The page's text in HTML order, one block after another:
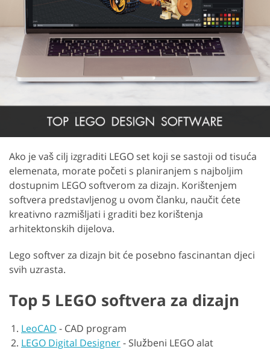
Ako je vaš cilj izgraditi LEGO set koji se sastoji od tisuća
elemenata, morate početi s planiranjem s najboljim
dostupnim LEGO softverom za dizajn. Korištenjem
softvera predstavljenog u ovom članku, naučit ćete
kreativno razmišljati i graditi bez korištenja
arhitektonskih dijelova.
Lego softver za dizajn bit će posebno fascinantan djeci
svih uzrasta.
Top 5 LEGO softvera za dizajn
LeoCAD - CAD program
LEGO Digital Designer- Službeni LEGO alat